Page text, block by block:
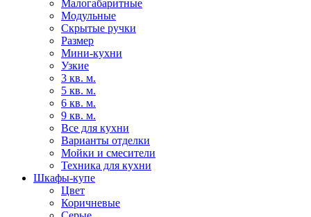
Малогабаритные
Модульные
Скрытые ручки
Размер
Мини-кухни
Узкие
3 кв. м.
5 кв. м.
6 кв. м.
9 кв. м.
Все для кухни
Варианты отделки
Мойки и смесители
Техника для кухни
Шкафы-купе
Цвет
Коричневые